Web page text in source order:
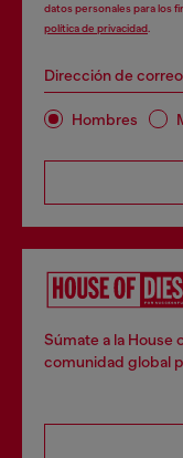
datos personales para los
política de privacidad
Dirección de
Hombres
Súmate a la House
comunidad global